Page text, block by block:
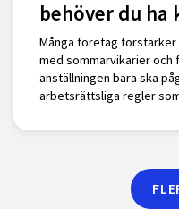
behöver du ha
Många företag förstärker
med sommarvikarier och
anställningen bara ska
arbetsrättsliga regler